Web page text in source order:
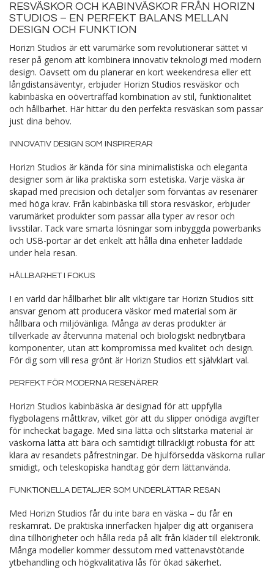
RESVÄSKOR OCH KABINVÄSKOR FRÅN HORIZN
STUDIOS – EN PERFEKT BALANS MELLAN
DESIGN OCH FUNKTION
Horizn Studios är ett varumärke som revolutionerar sättet vi
reser på genom att kombinera innovativ teknologi med modern
design. Oavsett om du planerar en kort weekendresa eller ett
långdistansäventyr, erbjuder Horizn Studios resväskor och
kabinbäska en oöverträffad kombination av stil, funktionalitet
och hållbarhet. Här hittar du den perfekta resväskan som passar
just dina behov.
INNOVATIV DESIGN SOM INSPIRERAR
Horizn Studios är kända för sina minimalistiska och eleganta
designer som är lika praktiska som estetiska. Varje väska är
skapad med precision och detaljer som förväntas av resenärer
med höga krav. Från kabinbäska till stora resväskor, erbjuder
varumärket produkter som passar alla typer av resor och
livsstilar. Tack vare smarta lösningar som inbyggda powerbanks
och USB-portar är det enkelt att hålla dina enheter laddade
under hela resan.
HÅLLBARHET I FOKUS
I en värld där hållbarhet blir allt viktigare tar Horizn Studios sitt
ansvar genom att producera väskor med material som är
hållbara och miljövänliga. Många av deras produkter är
tillverkade av återvunna material och biologiskt nedbrytbara
komponenter, utan att kompromissa med kvalitet och design.
För dig som vill resa grönt är Horizn Studios ett självklart val.
PERFEKT FÖR MODERNA RESENÄRER
Horizn Studios kabinbäska är designad för att uppfylla
flygbolagens måttkrav, vilket gör att du slipper onödiga avgifter
för incheckat bagage. Med sina lätta och slitstarka material är
väskorna lätta att bära och samtidigt tillräckligt robusta för att
klara av resandets påfrestningar. De hjulförsedda väskorna rullar
smidigt, och teleskopiska handtag gör dem lättanvända.
FUNKTIONELLA DETALJER SOM UNDERLÄTTAR RESAN
Med Horizn Studios får du inte bara en väska – du får en
reskamrat. De praktiska innerfacken hjälper dig att organisera
dina tillhörigheter och hålla reda på allt från kläder till elektronik.
Många modeller kommer dessutom med vattenavstötande
ytbehandling och högkvalitativa lås för ökad säkerhet.